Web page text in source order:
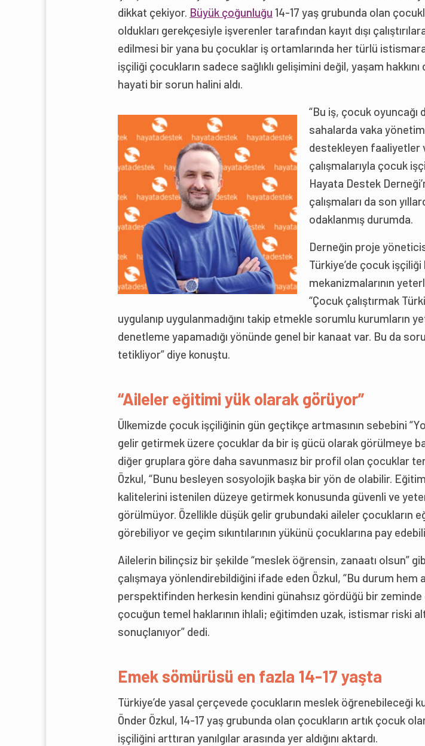
dikkat çekiyor. Büyük çoğunluğu 14-17 yaş grubunda olan
oldukları gerekçesiyle işverenler tarafından kayıt dışı
edilmesi bir yana bu çocuklar iş ortamlarında her türlü
işçiliği çocukların sadece sağlıklı gelişimini değil, yaşam
hayati bir sorun halini aldı.
“Bu iş, çocuk oyuncağı
sahalarda vaka
destekleyen faaliyetler
çalışmalarıyla çocuk
Hayata Destek
çalışmaları da son
odaklanmış durumda.
Derneğin proje
Türkiye’de çocuk
mekanizmalarının
“Çocuk çalıştırmak
uygulanıp uygulanmadığını takip etmekle sorumlu kurumların
denetleme yapamadığı yönünde genel bir kanaat var. Bu da
tetikliyor” diye konuştu.
“Aileler eğitimi yük olarak görüyor”
Ülkemizde çocuk işçiliğinin gün geçtikçe artmasının sebebini
gelir getirmek üzere çocuklar da bir iş gücü olarak görülmeye
diğer gruplara göre daha savunmasız bir profil olan çocuklar
Özkul, “Bunu besleyen sosyolojik başka bir yön de olabilir.
kalitelerini istenilen düzeye getirmek konusunda güvenli ve
görülmüyor. Özellikle düşük gelir grubundaki aileler çocukların
görebiliyor ve geçim sıkıntılarının yükünü çocuklarına pay
Ailelerin bilinçsiz bir şekilde “meslek öğrensin, zanaatı olsun”
çalışmaya yönlendirebildiğini ifade eden Özkul, “Bu durum hem
perspektifinden herkesin kendini günahsız gördüğü bir
çocuğun temel haklarının ihlali; eğitimden uzak, istismar riski
sonuçlanıyor” dedi.
Emek sömürüsü en fazla 14-17 yaşta
Türkiye’de yasal çerçevede çocukların meslek öğrenebileceği
Önder Özkul, 14-17 yaş grubunda olan çocukların artık çocuk
işçiliğini arttıran yanılgılar arasında yer aldığını aktardı.